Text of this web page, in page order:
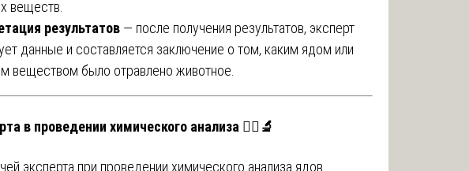
веществ.
результатов — после получения результатов, эксперт
данные и составляется заключение о том, каким ядом или
веществом было отравлено животное.
в проведении химического анализа 🧑‍⚖️🔬
эксперта при проведении химического анализа ядов